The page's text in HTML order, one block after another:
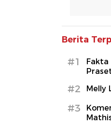
Berita
#1
Fakta
#2 Melly
#3